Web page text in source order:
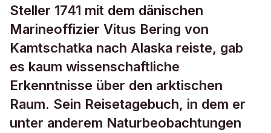
Steller 1741 mit dem dänischen
Marineoffizier Vitus Bering von
Kamtschatka nach Alaska reiste, gab
es kaum wissenschaftliche
Erkenntnisse über den arktischen
Raum. Sein Reisetagebuch, in dem er
unter anderem Naturbeobachtungen